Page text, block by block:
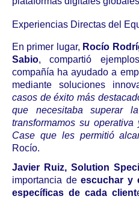
Experiencias Directas del
En primer lugar, Rocío
Sabio, compartió
compañía ha ayudado a
mediante soluciones
casos de éxito más
que necesitaba superar
transformamos su
Case que les permitió
Rocío.
Javier Ruiz, Solution
importancia deescuchar y
específicas de cada client